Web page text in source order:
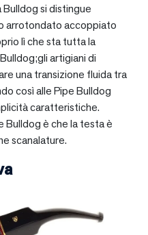
si distingue
arrotondato accoppiato
lì che sta tutta la
artigiani di
una transizione fluida tra
così alle Pipe Bulldog
caratteristiche.
Bulldog è che la testa è
scanalature.